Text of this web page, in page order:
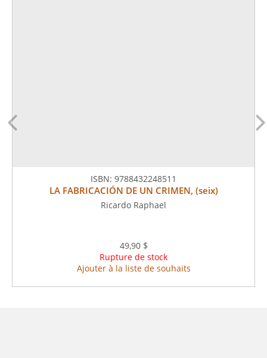
ISBN: 9788432248511
LA FABRICACIÓN DE UN CRIMEN, (seix)
Ricardo Raphael
49,90 $
Rupture de stock
Ajouter à la liste de souhaits